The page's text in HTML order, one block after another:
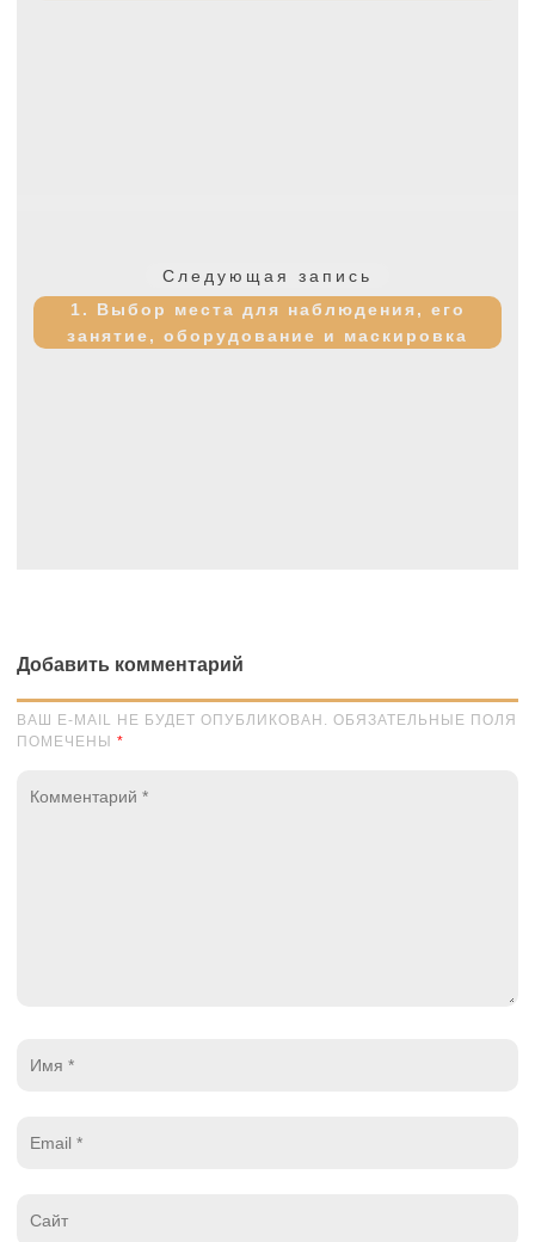
Следующая запись
запись:
1. Выбор места для наблюдения, его
занятие, оборудование и маскировка
Добавить комментарий
ВАШ E-MAIL НЕ БУДЕТ ОПУБЛИКОВАН. ОБЯЗАТЕЛЬНЫЕ ПОЛЯ
ПОМЕЧЕНЫ *